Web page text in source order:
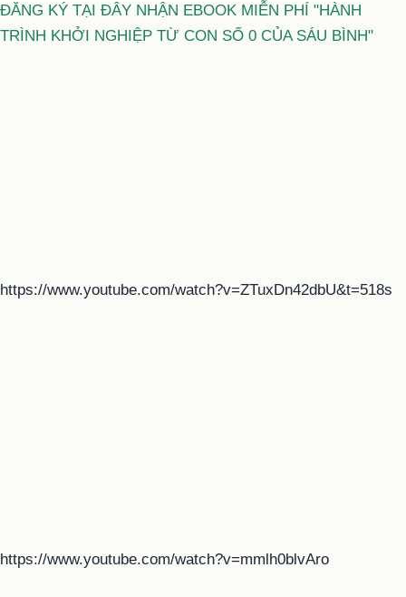
ĐĂNG KÝ TẠI ĐÂY NHẬN EBOOK MIỄN PHÍ "HÀNH
TRÌNH KHỞI NGHIỆP TỪ CON SỐ 0 CỦA SÁU BÌNH"
https://www.youtube.com/watch?v=ZTuxDn42dbU&t=518s
https://www.youtube.com/watch?v=mmlh0blvAro